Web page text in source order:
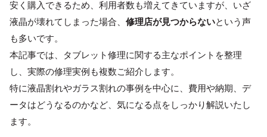
安く購入できるため、利用者数も増えてきていますが、いざ
液晶が壊れてしまった場合、 修理店が見つからないという声
も多いです。
本記事では、タブレット修理に関する主なポイントを整理
し、実際の修理実例も複数ご紹介します。
特に液晶割れやガラス割れの事例を中心に、費用や納期、デ
ータはどうなるのかなど、気になる点をしっかり解説いたし
ます。